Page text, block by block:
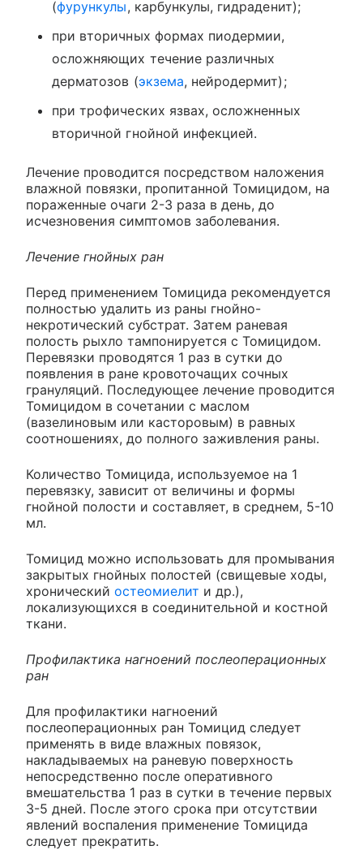
(фурункулы, карбункулы, гидраденит);
при вторичных формах пиодермии,
осложняющих течение различных
дерматозов (экзема, нейродермит);
при трофических язвах, осложненных
вторичной гнойной инфекцией.
Лечение проводится посредством наложения
влажной повязки, пропитанной Томицидом, на
пораженные очаги 2-3 раза в день, до
исчезновения симптомов заболевания.
Лечение гнойных ран
Перед применением Томицида рекомендуется
полностью удалить из раны гнойно-
некротический субстрат. Затем раневая
полость рыхло тампонируется с Томицидом.
Перевязки проводятся 1 раз в сутки до
появления в ране кровоточащих сочных
грануляций. Последующее лечение проводится
Томицидом в сочетании с маслом
(вазелиновым или касторовым) в равных
соотношениях, до полного заживления раны.
Количество Томицида, используемое на 1
перевязку, зависит от величины и формы
гнойной полости и составляет, в среднем, 5-10
мл.
Томицид можно использовать для промывания
закрытых гнойных полостей (свищевые ходы,
хронический остеомиелит и др.),
локализующихся в соединительной и костной
ткани.
Профилактика нагноений послеоперационных
ран
Для профилактики нагноений
послеоперационных ран Томицид следует
применять в виде влажных повязок,
накладываемых на раневую поверхность
непосредственно после оперативного
вмешательства 1 раз в сутки в течение первых
3-5 дней. После этого срока при отсутствии
явлений воспаления применение Томицида
следует прекратить.